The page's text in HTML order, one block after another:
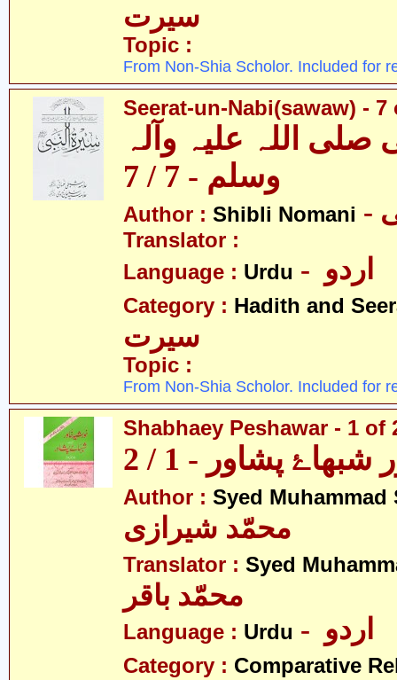
سیرت
Topic :
From Non-Shia Scholor. Included for
Seerat-un-Nabi(sawaw) - 7
صلی اللہ علیہ وآلہ
وسلم - 7 / 7
Author : Shibli Nomani
Translator :
Language : Urdu
Category : Hadith and
سیرت
Topic :
From Non-Shia Scholor. Included for
Shabhaey Peshawar - 1 of
پشاور - 1 / 2
Author : Syed Muhammad
محمّد شیرازی
Translator : Syed
محمّد باقر
Language : Urdu
Category : Comparative